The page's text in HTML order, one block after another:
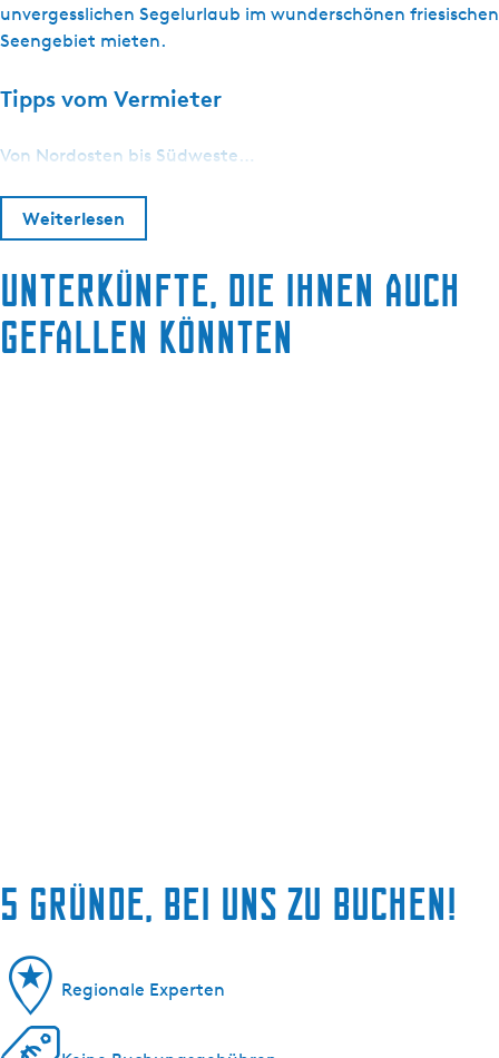
unvergesslichen Segelurlaub im wunderschönen friesischen
Seengebiet mieten.
Tipps vom Vermieter
Von Nordosten bis Südweste…
Weiterlesen
Unterkünfte, die Ihnen auch
gefallen könnten
5 Gründe, bei uns zu buchen!
Regionale Experten